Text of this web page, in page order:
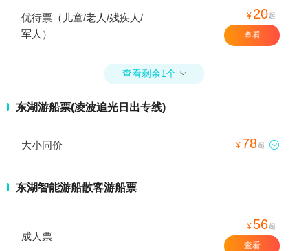
优待票（儿童/老人/残疾人/
军人）
¥ 20起
查看
查看剩余1个 
东湖游船票(凌波追光日出专线)
大小同价 ¥ 78起 
东湖智能游船散客游船票
成人票
¥ 56起
查看